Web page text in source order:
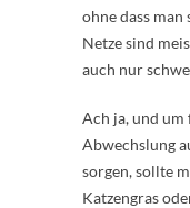
ohne dass man
Netze sind
auch nur
Ach ja, und
Abwechslung
sorgen, sollte
Katzengras